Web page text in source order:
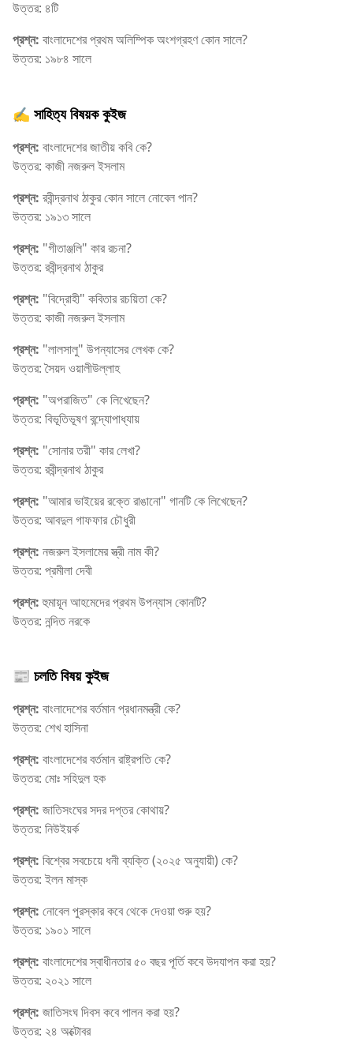
উত্তর: ৪টি
প্রশ্ন: বাংলাদেশের প্রথম অলিম্পিক অংশগ্রহণ কোন সালে?
উত্তর: ১৯৮৪ সালে
✍️ সাহিত্য বিষয়ক কুইজ
প্রশ্ন: বাংলাদেশের জাতীয় কবি কে?
উত্তর: কাজী নজরুল ইসলাম
প্রশ্ন: রবীন্দ্রনাথ ঠাকুর কোন সালে নোবেল পান?
উত্তর: ১৯১৩ সালে
প্রশ্ন: "গীতাঞ্জলি" কার রচনা?
উত্তর: রবীন্দ্রনাথ ঠাকুর
প্রশ্ন: "বিদ্রোহী" কবিতার রচয়িতা কে?
উত্তর: কাজী নজরুল ইসলাম
প্রশ্ন: "লালসালু" উপন্যাসের লেখক কে?
উত্তর: সৈয়দ ওয়ালীউল্লাহ
প্রশ্ন: "অপরাজিত" কে লিখেছেন?
উত্তর: বিভূতিভূষণ বন্দ্যোপাধ্যায়
প্রশ্ন: "সোনার তরী" কার লেখা?
উত্তর: রবীন্দ্রনাথ ঠাকুর
প্রশ্ন: "আমার ভাইয়ের রক্তে রাঙানো" গানটি কে লিখেছেন?
উত্তর: আবদুল গাফফার চৌধুরী
প্রশ্ন: নজরুল ইসলামের স্ত্রী নাম কী?
উত্তর: প্রমীলা দেবী
প্রশ্ন:হুমায়ূন আহমেদের প্রথম উপন্যাস কোনটি?
উত্তর: নন্দিত নরকে
📰 চলতি বিষয় কুইজ
প্রশ্ন: বাংলাদেশের বর্তমান প্রধানমন্ত্রী কে?
উত্তর: শেখ হাসিনা
প্রশ্ন: বাংলাদেশের বর্তমান রাষ্ট্রপতি কে?
উত্তর: মোঃ সহিদুল হক
প্রশ্ন: জাতিসংঘের সদর দপ্তর কোথায়?
উত্তর: নিউইয়র্ক
প্রশ্ন: বিশ্বের সবচেয়ে ধনী ব্যক্তি (২০২৫ অনুযায়ী) কে?
উত্তর: ইলন মাস্ক
প্রশ্ন: নোবেল পুরস্কার কবে থেকে দেওয়া শুরু হয়?
উত্তর: ১৯০১ সালে
প্রশ্ন: বাংলাদেশের স্বাধীনতার ৫০ বছর পূর্তি কবে উদযাপন করা হয়?
উত্তর: ২০২১ সালে
প্রশ্ন: জাতিসংঘ দিবস কবে পালন করা হয়?
উত্তর: ২৪ অক্টোবর